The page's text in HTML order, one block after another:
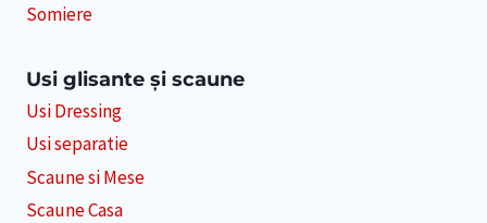
Somiere
Usi glisante și scaune
Usi Dressing
Usi separatie
Scaune si Mese
Scaune Casa